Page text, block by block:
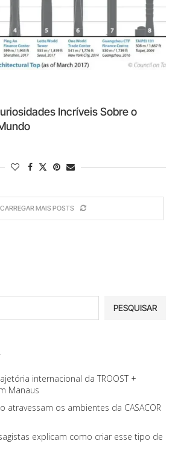
Incríveis Sobre o
CARREGAR MAIS POSTS
PESQUISAR
internacional da TROOST +
Manaus
atravessam os ambientes da CASACOR
explicam como criar esse tipo de